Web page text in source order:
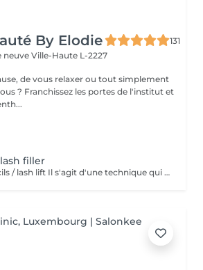
By Elodie
131
neuve Ville-Haute L-2227
de vous relaxer ou tout simplement
? Franchissez les portes de l'institut et
filler
Le rehaussemet de cils / lash lift Il s'agit d'une technique qui consiste à recourber, rehausser les cils naturels pour une periode de 4 à 6 semaines.le simple rehaussement ne comprend pas la teinture et le soin à la kératine contrairement au soin lash botox Technique qui permet de rehausser, améliorer, soigner et épaissir les cils. Le soin lash botox / keratine appliquer est un soin complet pour vos cils. Précautions a prendre : Venir sans lentilles de contact Eviter l'exposition au soleil et mouiller les cils 24 heures après